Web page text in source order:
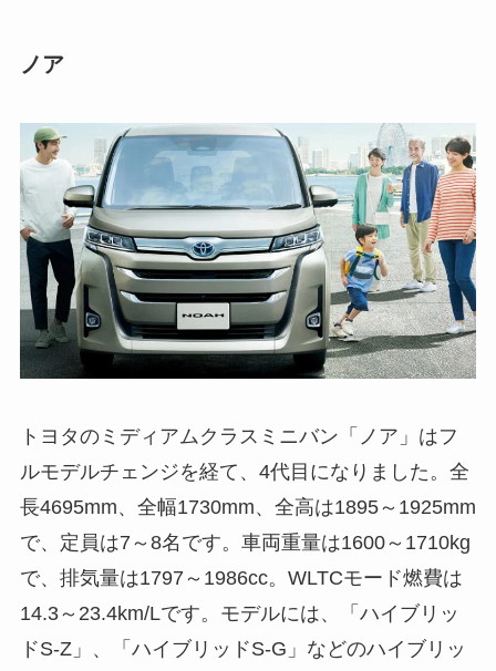
ノア
トヨタのミディアムクラスミニバン「ノア」はフ
ルモデルチェンジを経て、4代目になりました。全
長4695mm、全幅1730mm、全高は1895～1925mm
で、定員は7～8名です。車両重量は1600～1710kg
で、排気量は1797～1986cc。WLTCモード燃費は
14.3～23.4km/Lです。モデルには、「ハイブリッ
ドS‐Z」、「ハイブリッドS‐G」などのハイブリッ